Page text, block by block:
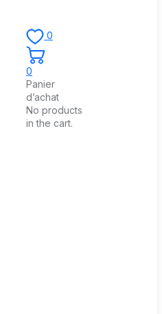
0
0
Panier
d’achat
No products
in the cart.